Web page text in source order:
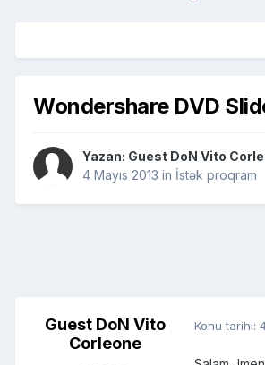
Wondershare DVD
Yazan: Guest DoN Vito
4 Mayıs 2013 in İstək proqram
Guest DoN Vito
Corleone
Konu tarihi: